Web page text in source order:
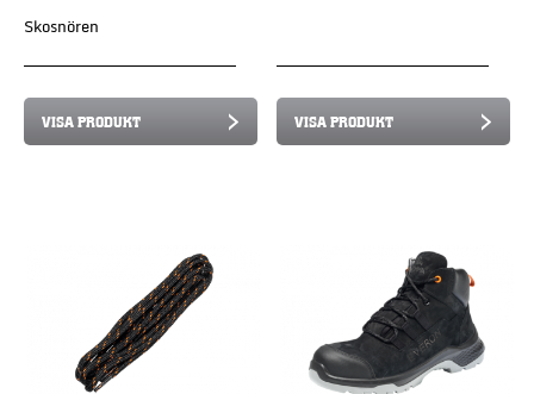
Skosnören
VISA PRODUKT VISA PRODUKT